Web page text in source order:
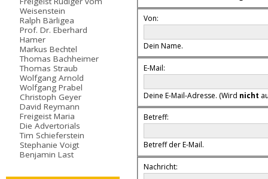
Weisenstein
Ralph Bärligea
Prof. Dr. Eberhard
Hamer
Markus Bechtel
Thomas Bachheimer
Thomas Straub
Wolfgang Arnold
Wolfgang Prabel
Christoph Geyer
David Reymann
Freigeist Maria
Die Advertorials
Tim Schieferstein
Stephanie Voigt
Benjamin Last
Von:
Dein Name.
E-Mail:
Deine E-Mail-Adresse. (Wird nicht
Betreff:
Betreff der E-Mail.
Nachricht: